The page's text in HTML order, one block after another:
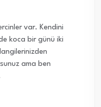
var. Kendini
koca bir günü iki
ama ben